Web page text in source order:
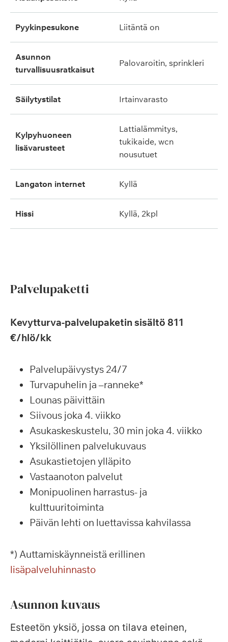
pyykinpesukone liitäntä on
asunnon
turvallisuusratkaisut
palovaroitin, sprinkleri
säilytystilat irtainvarasto
kylpyhuoneen
lisävarusteet
lattialämmitys,
tukikaide, wcn
nousutuet
langaton internet kyllä
hissi kyllä, 2kpl
Palvelupaketti
Kevytturva-palvelupaketin sisältö 811
€/hlö/kk
Palvelupäivystys 24/7
Turvapuhelin ja –ranneke*
Lounas päivittäin
Siivous joka 4. viikko
Asukaskeskustelu, 30 min joka 4. viikko
Yksilöllinen palvelukuvaus
Asukastietojen ylläpito
Vastaanoton palvelut
Monipuolinen harrastus- ja
kulttuuritoiminta
Päivän lehti on luettavissa kahvilassa
*) Auttamiskäynneistä erillinen
lisäpalveluhinnasto
Asunnon kuvaus
Esteetön yksiö, jossa on tilava eteinen,